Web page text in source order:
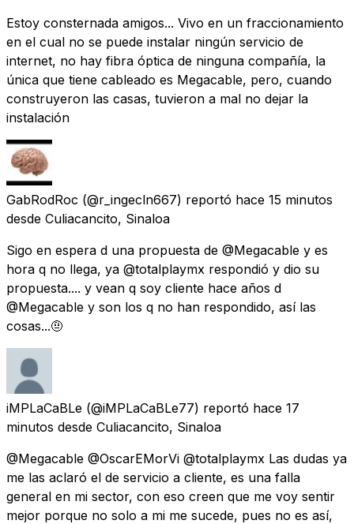
Estoy consternada amigos... Vivo en un fraccionamiento
en el cual no se puede instalar ningún servicio de
internet, no hay fibra óptica de ninguna compañía, la
única que tiene cableado es Megacable, pero, cuando
construyeron las casas, tuvieron a mal no dejar la
instalación
GabRodRoc (@r_ingecln667) reportó hace 15 minutos
desde Culiacancito, Sinaloa
Sigo en espera d una propuesta de @Megacable y es
hora q no llega, ya @totalplaymx respondió y dio su
propuesta.... y vean q soy cliente hace años d
@Megacable y son los q no han respondido, así las
cosas...🤨
iMPLaCaBLe (@iMPLaCaBLe77) reportó hace 17
minutos desde Culiacancito, Sinaloa
@Megacable @OscarEMorVi @totalplaymx Las dudas ya
me las aclaró el de servicio a cliente, es una falla
general en mi sector, con eso creen que me voy sentir
mejor porque no solo a mi me sucede, pues no es así,